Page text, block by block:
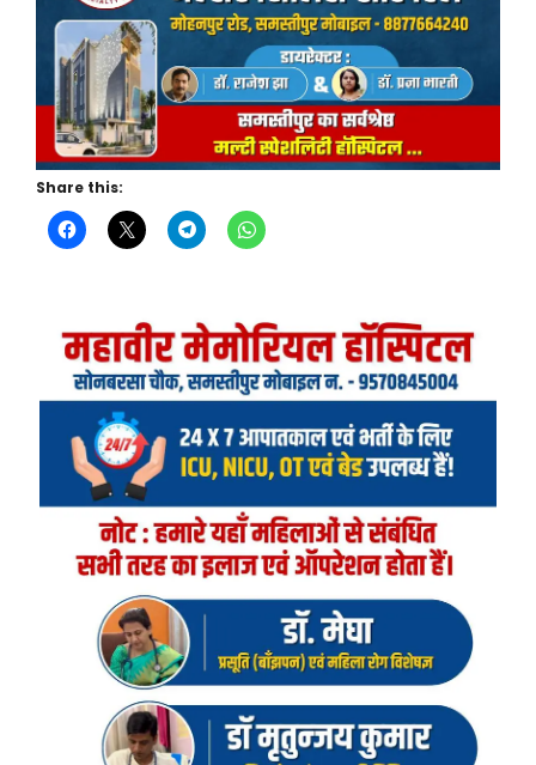
Share this: